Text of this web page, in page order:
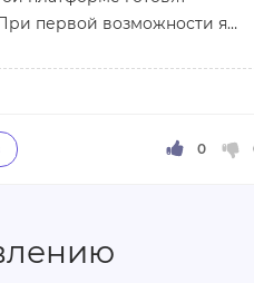
первой возможности я
Домашние задания
полученные на лекции
настроением